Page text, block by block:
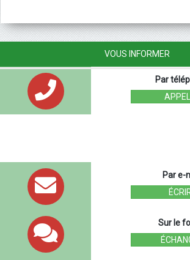
VOUS INFORMER
Par
Par e-
Sur le